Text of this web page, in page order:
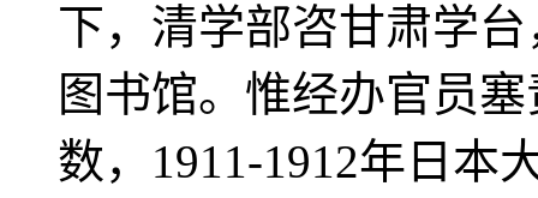
下，清学部咨甘肃学
图书馆。惟经办官员
数，1911-1912年日本